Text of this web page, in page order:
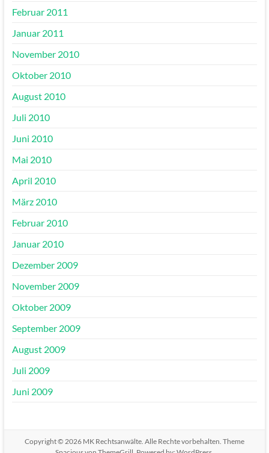
Februar 2011
Januar 2011
November 2010
Oktober 2010
August 2010
Juli 2010
Juni 2010
Mai 2010
April 2010
März 2010
Februar 2010
Januar 2010
Dezember 2009
November 2009
Oktober 2009
September 2009
August 2009
Juli 2009
Juni 2009
Copyright © 2026 MK Rechtsanwälte. Alle Rechte vorbehalten. Theme